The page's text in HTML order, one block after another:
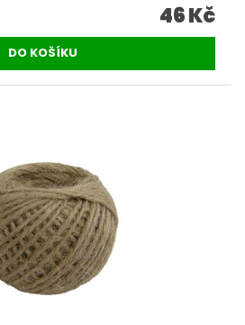
46 Kč